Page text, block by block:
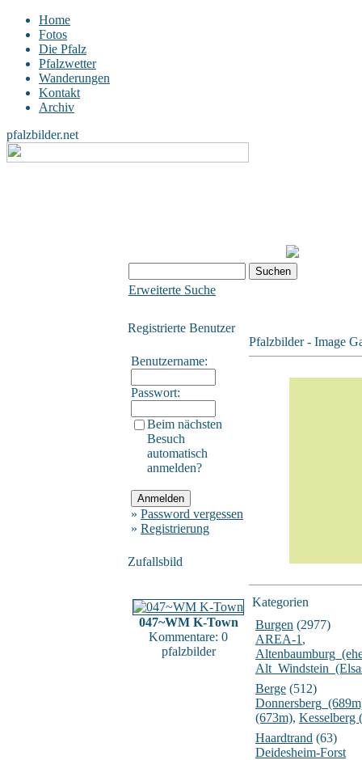
Home
Fotos
Die Pfalz
Pfalzwetter
Wanderungen
Kontakt
Archiv
pfalzbilder.net
Erweiterte Suche
Registrierte Benutzer
Benutzername:
Passwort:
Beim nächsten
Besuch
automatisch
anmelden?
» Password vergessen
» Registrierung
Zufallsbild
047~WM K-Town
Kommentare: 0
pfalzbilder
Pfalzbilder - Image
Kategorien
Burgen (2977)
AREA-1 ,
Berge (512)
(673m), Kesselberg
Haardtrand (63)
Deidesheim-Forst